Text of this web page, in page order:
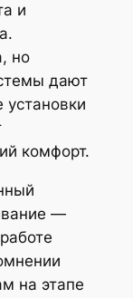
и
но
дают
комфорт.
—
на этапе